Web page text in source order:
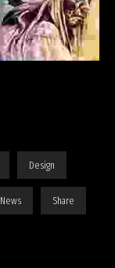
Design
News Share